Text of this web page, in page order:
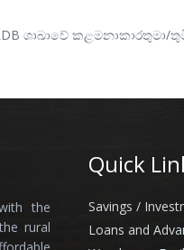
ශාඛාවේ
the
rural
Quick
Savings /
Loans and